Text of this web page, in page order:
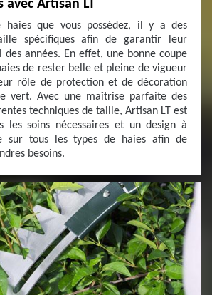
avec Artisan LT
haies que vous possédez, il y a des
spécifiques afin de garantir leur
des années. En effet, une bonne coupe
de rester belle et pleine de vigueur
rôle de protection et de décoration
vert. Avec une maîtrise parfaite des
techniques de taille, Artisan LT est
soins nécessaires et un design à
sur tous les types de haies afin de
besoins.